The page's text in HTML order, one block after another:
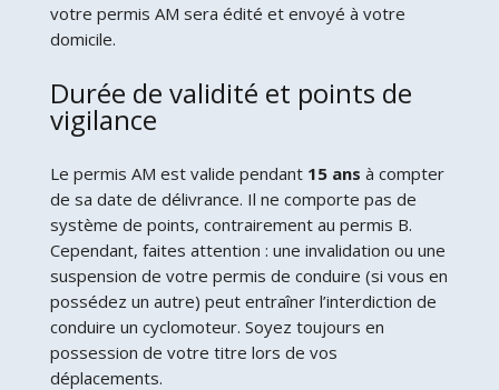
votre permis AM sera édité et envoyé à votre
domicile.
Durée de validité et points de
vigilance
Le permis AM est valide pendant 15 ans à compter
de sa date de délivrance. Il ne comporte pas de
système de points, contrairement au permis B.
Cependant, faites attention : une invalidation ou une
suspension de votre permis de conduire (si vous en
possédez un autre) peut entraîner l’interdiction de
conduire un cyclomoteur. Soyez toujours en
possession de votre titre lors de vos
déplacements.